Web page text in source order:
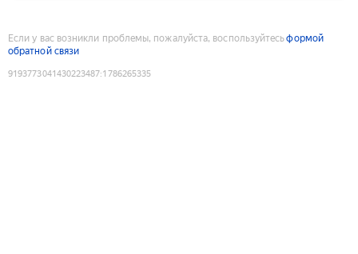
Если у вас возникли проблемы, пожалуйста, воспользуйтесьформой
обратной связи
9193773041430223487:1786265335